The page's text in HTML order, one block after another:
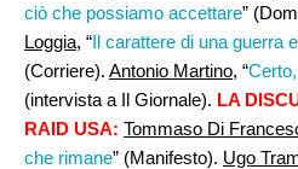
ciò che possiamo accettare”
Loggia, “Il carattere di una guerra
(Corriere). Antonio Martino, “
(intervista a Il Giornale). LA
RAID USA: Tommaso Di
che rimane” (Manifesto). Ugo